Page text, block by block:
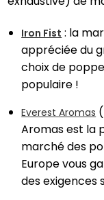
Iron Fist : la
appréciée du
choix de
populaire !
Everest Aromas
Aromas est la
marché des
Europe vous
des exigences